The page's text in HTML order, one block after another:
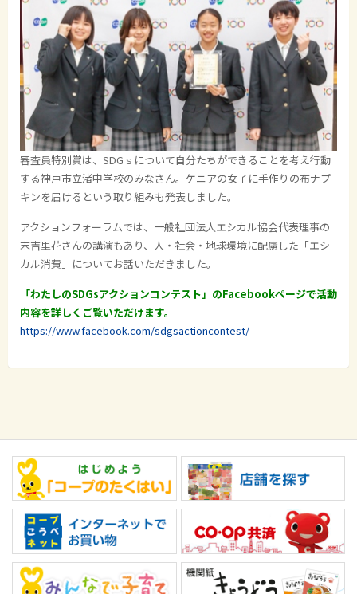
審査員特別賞は、SDGｓについて自分たちができることを考え行動
する神戸市立渚中学校のみなさん。ケニアの女子に手作りの布ナプ
キンを届けるという取り組みも発表しました。
アクションフォーラムでは、一般社団法人エシカル協会代表理事の
末吉里花さんの講演もあり、人・社会・地球環境に配慮した「エシ
カル消費」についてお話いただきました。
「わたしのSDGsアクションコンテスト」のFacebookページで活動
内容を詳しくご覧いただけます。
https://www.facebook.com/sdgsactioncontest/